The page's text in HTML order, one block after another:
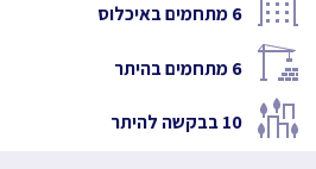
6מתחמים באיכלוס
6מתחמים בהיתר
10בבקשה להיתר